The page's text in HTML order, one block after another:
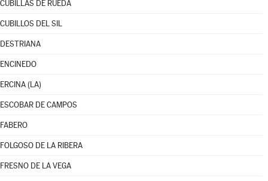
CUBILLAS DE RUEDA
CUBILLOS DEL SIL
DESTRIANA
ENCINEDO
ERCINA (LA)
ESCOBAR DE CAMPOS
FABERO
FOLGOSO DE LA RIBERA
FRESNO DE LA VEGA